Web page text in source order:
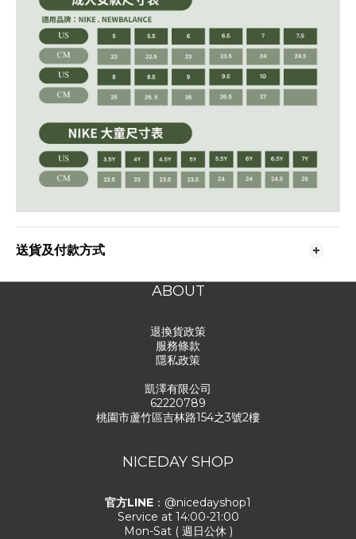
送貨及付款方式
ABOUT
退換貨政策
服務條款
隱私政策
凱澤有限公司
62220789
桃園市蘆竹區吉林路154之3號2樓
NICEDAY SHOP
官方LINE ：@nicedayshop1
Service at 14:00-21:00
Mon-Sat ( 週日公休 )